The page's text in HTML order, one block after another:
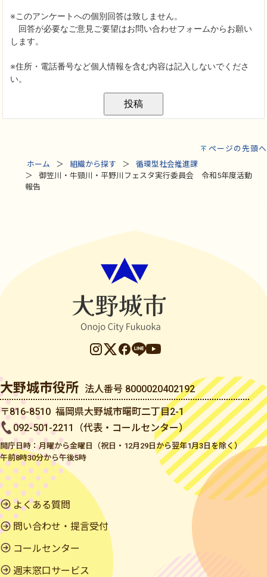
ページの先頭へ
ホーム
組織から探す
循環型社会推進課
御笠川・牛頸川・平野川フェスタ実行委員会 令和5年度活動
報告
大野城市役所 法人番号 8000020402192
〒816-8510 福岡県大野城市曙町二丁目2-1
092-501-2211（代表・コールセンター）
開庁日時：月曜から金曜日（祝日・12月29日から翌年1月3日を除く）
午前8時30分から午後5時
よくある質問
問い合わせ・提言受付
コールセンター
週末窓口サービス